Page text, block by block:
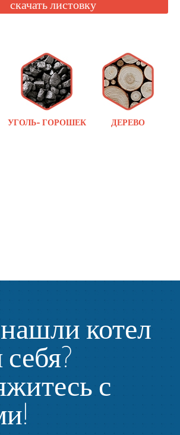
скачать листовку
УГОЛЬ- ГОРОШЕК ДЕРЕВО
котел
с